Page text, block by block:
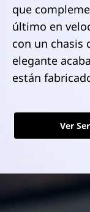
que
último en
con un chasis
elegante
están
Ver